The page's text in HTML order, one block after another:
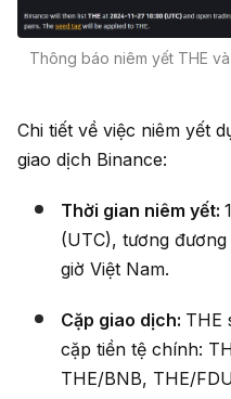
Thông báo niêm yết THE
Chi tiết về việc niêm yết
giao dịch Binance:
Thời gian niêm yết:
(UTC), tương
giờ Việt Nam.
Cặp giao dịch: THE
cặp tiền tệ chính:
THE/BNB, THE/